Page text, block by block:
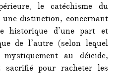
le catéchisme du
distinction, concernant
historique d’une part et
de l’autre (selon lequel
au déicide,
sacrifié pour racheter les